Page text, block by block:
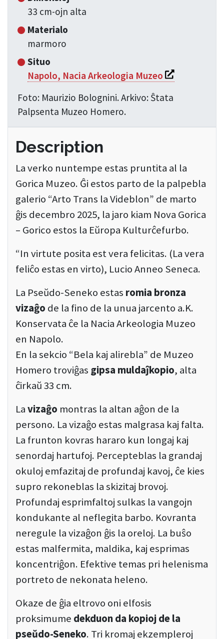
33 cm-ojn alta
Materialo
marmoro
Situo
Napolo, Nacia Arkeologia Muzeo Si apre in una
Foto: Maurizio Bolognini. Arkivo: Ŝtata
Palpsenta Muzeo Homero.
Description
La verko nuntempe estas pruntita al la
Gorica Muzeo. Ĝi estos parto de la palpebla
galerio “Arto Trans la Videblon” de marto
ĝis decembro 2025, la jaro kiam Nova Gorica
– Gorico estos la Eŭropa Kulturĉefurbo.
“In virtute posita est vera felicitas. (La vera
feliĉo estas en virto), Lucio Anneo Seneca.
La Pseŭdo-Seneko estas romia bronza
vizaĝo de la fino de la unua jarcento a.K.
Konservata ĉe la Nacia Arkeologia Muzeo
en Napolo.
En la sekcio “Bela kaj alirebla” de Muzeo
Homero troviĝas gipsa muldaĵkopio, alta
ĉirkaŭ 33 cm.
Lavizaĝo montras la altan aĝon de la
persono. La vizaĝo estas malgrasa kaj falta.
La frunton kovras hararo kun longaj kaj
senordaj hartufoj. Percepteblas la grandaj
okuloj emfazitaj de profundaj kavoj, ĉe kies
supro rekoneblas la skizitaj brovoj.
Profundaj esprimfaltoj sulkas la vangojn
kondukante al neflegita barbo. Kovranta
neregule la vizaĝon ĝis la oreloj. La buŝo
estas malfermita, maldika, kaj esprimas
koncentriĝon. Efektive temas pri helenisma
portreto de nekonata heleno.
Okaze de ĝia eltrovo oni elfosis
proksimume dekduon da kopioj de la
pseŭdo-Seneko. Tri kromaj ekzempleroj